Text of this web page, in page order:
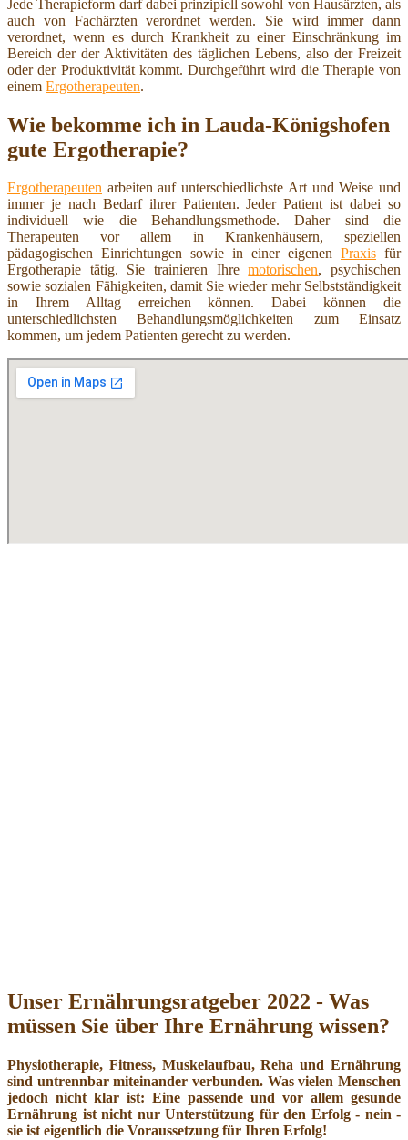
Jede Therapieform darf dabei prinzipiell sowohl von Hausärzten, als
auch von Fachärzten verordnet werden. Sie wird immer dann
verordnet, wenn es durch Krankheit zu einer Einschränkung im
Bereich der der Aktivitäten des täglichen Lebens, also der Freizeit
oder der Produktivität kommt. Durchgeführt wird die Therapie von
einem Ergotherapeuten.
Wie bekomme ich in Lauda-Königshofen
gute Ergotherapie?
Ergotherapeuten arbeiten auf unterschiedlichste Art und Weise und
immer je nach Bedarf ihrer Patienten. Jeder Patient ist dabei so
individuell wie die Behandlungsmethode. Daher sind die
Therapeuten vor allem in Krankenhäusern, speziellen
pädagogischen Einrichtungen sowie in einer eigenen Praxis für
Ergotherapie tätig. Sie trainieren Ihremotorischen, psychischen
sowie sozialen Fähigkeiten, damit Sie wieder mehr Selbstständigkeit
in Ihrem Alltag erreichen können. Dabei können die
unterschiedlichsten Behandlungsmöglichkeiten zum Einsatz
kommen, um jedem Patienten gerecht zu werden.
Unser Ernährungsratgeber 2022 - Was
müssen Sie über Ihre Ernährung wissen?
Physiotherapie, Fitness, Muskelaufbau, Reha und Ernährung
sind untrennbar miteinander verbunden. Was vielen Menschen
jedoch nicht klar ist: Eine passende und vor allem gesunde
Ernährung ist nicht nur Unterstützung für den Erfolg - nein -
sie ist eigentlich die Voraussetzung für Ihren Erfolg!